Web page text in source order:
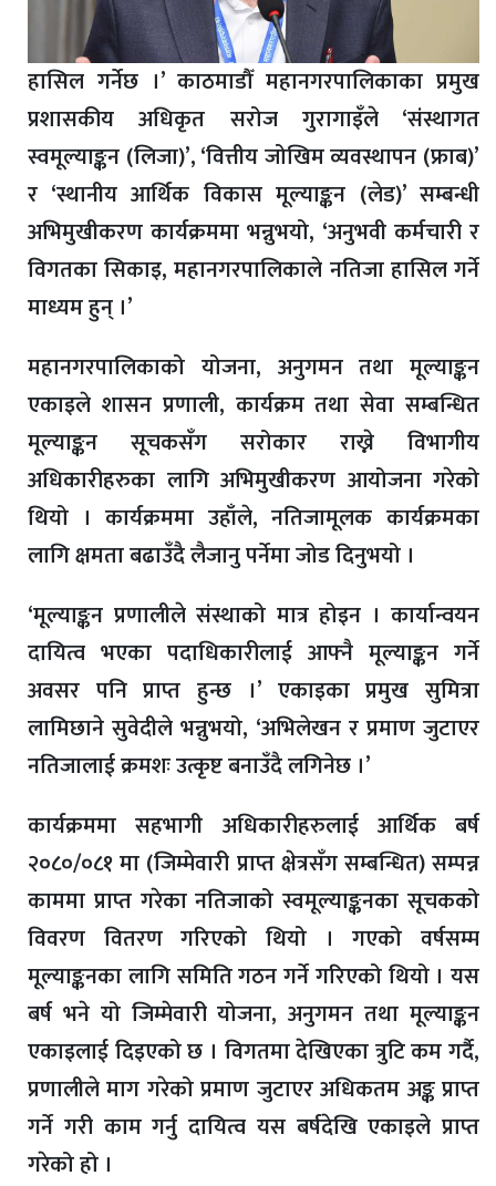
हासिल गर्नेछ ।’ काठमाडौँ महानगरपालिकाका प्रमुख
प्रशासकीय अधिकृत सरोज गुरागाइँले ‘संस्थागत
स्वमूल्याङ्कन (लिजा)’, ‘वित्तीय जोखिम व्यवस्थापन (फ्राब)’
र ‘स्थानीय आर्थिक विकास मूल्याङ्कन (लेड)’ सम्बन्धी
अभिमुखीकरण कार्यक्रममा भन्नुभयो, ‘अनुभवी कर्मचारी र
विगतका सिकाइ, महानगरपालिकाले नतिजा हासिल गर्ने
माध्यम हुन् ।’
महानगरपालिकाको योजना, अनुगमन तथा मूल्याङ्कन
एकाइले शासन प्रणाली, कार्यक्रम तथा सेवा सम्बन्धित
मूल्याङ्कन सूचकसँग सरोकार राख्ने विभागीय
अधिकारीहरुका लागि अभिमुखीकरण आयोजना गरेको
थियो । कार्यक्रममा उहाँले, नतिजामूलक कार्यक्रमका
लागि क्षमता बढाउँदै लैजानु पर्नेमा जोड दिनुभयो ।
‘मूल्याङ्कन प्रणालीले संस्थाको मात्र होइन । कार्यान्वयन
दायित्व भएका पदाधिकारीलाई आफ्नै मूल्याङ्कन गर्ने
अवसर पनि प्राप्त हुन्छ ।’ एकाइका प्रमुख सुमित्रा
लामिछाने सुवेदीले भन्नुभयो, ‘अभिलेखन र प्रमाण जुटाएर
नतिजालाई क्रमशः उत्कृष्ट बनाउँदै लगिनेछ ।’
कार्यक्रममा सहभागी अधिकारीहरुलाई आर्थिक बर्ष
२०८०/०८१ मा (जिम्मेवारी प्राप्त क्षेत्रसँग सम्बन्धित) सम्पन्न
काममा प्राप्त गरेका नतिजाको स्वमूल्याङ्कनका सूचकको
विवरण वितरण गरिएको थियो । गएको वर्षसम्म
मूल्याङ्कनका लागि समिति गठन गर्ने गरिएको थियो । यस
बर्ष भने यो जिम्मेवारी योजना, अनुगमन तथा मूल्याङ्कन
एकाइलाई दिइएको छ । विगतमा देखिएका त्रुटि कम गर्दै,
प्रणालीले माग गरेको प्रमाण जुटाएर अधिकतम अङ्क प्राप्त
गर्ने गरी काम गर्नु दायित्व यस बर्षदेखि एकाइले प्राप्त
गरेको हो ।